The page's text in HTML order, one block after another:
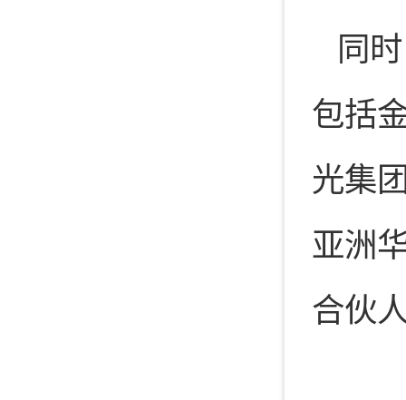
同
包括
光集
亚洲
合伙